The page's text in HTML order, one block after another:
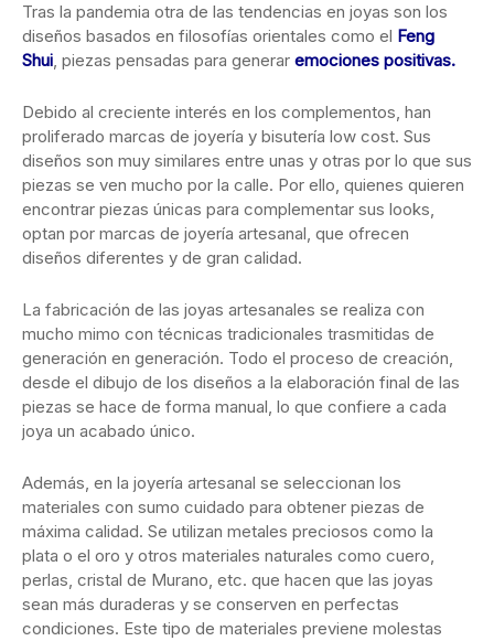
Tras la pandemia otra de las tendencias en joyas son los
diseños basados en filosofías orientales como el Feng
Shui, piezas pensadas para generar emociones positivas.
Debido al creciente interés en los complementos, han
proliferado marcas de joyería y bisutería low cost. Sus
diseños son muy similares entre unas y otras por lo que sus
piezas se ven mucho por la calle. Por ello, quienes quieren
encontrar piezas únicas para complementar sus looks,
optan por marcas de joyería artesanal, que ofrecen
diseños diferentes y de gran calidad.
La fabricación de las joyas artesanales se realiza con
mucho mimo con técnicas tradicionales trasmitidas de
generación en generación. Todo el proceso de creación,
desde el dibujo de los diseños a la elaboración final de las
piezas se hace de forma manual, lo que confiere a cada
joya un acabado único.
Además, en la joyería artesanal se seleccionan los
materiales con sumo cuidado para obtener piezas de
máxima calidad. Se utilizan metales preciosos como la
plata o el oro y otros materiales naturales como cuero,
perlas, cristal de Murano, etc. que hacen que las joyas
sean más duraderas y se conserven en perfectas
condiciones. Este tipo de materiales previene molestas